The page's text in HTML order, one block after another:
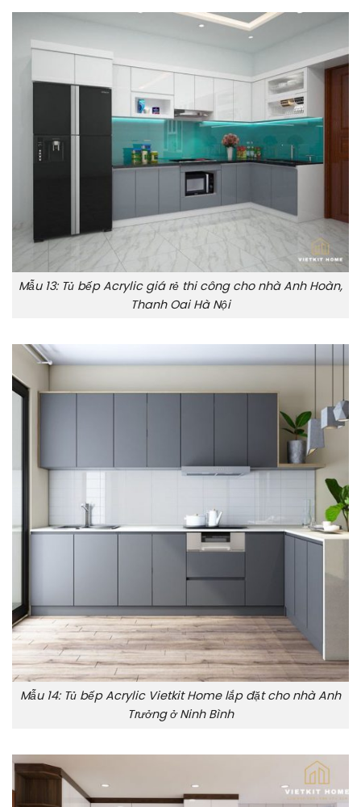
Mẫu 13: Tủ bếp Acrylic giá rẻ thi công cho nhà Anh Hoàn,
Thanh Oai Hà Nội
Mẫu 14: Tủ bếp Acrylic Vietkit Home lắp đặt cho nhà Anh
Trưởng ở Ninh Bình